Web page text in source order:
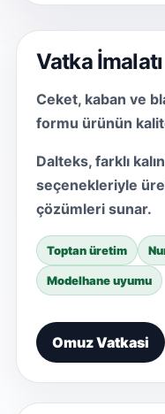
Vatka İmalatı
Ceket, kaban ve
formu ürünün
Dalteks, farklı
seçenekleriyle
çözümleri sunar.
Toptan üretim
Modelhane uyumu
Omuz Vatkasi